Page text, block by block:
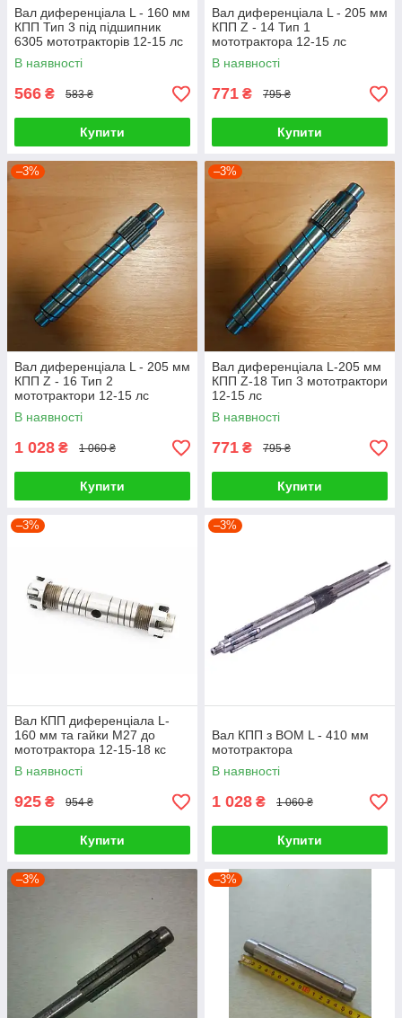
Вал диференціала L - 160 мм
КПП Тип 3 під підшипник
6305 мототракторів 12-15 лс
В наявності
566 ₴ 583 ₴
Купити
Вал диференціала L - 205 мм
КПП Z - 14 Тип 1
мототрактора 12-15 лс
В наявності
771 ₴ 795 ₴
Купити
–3%
Вал диференціала L - 205 мм
КПП Z - 16 Тип 2
мототрактори 12-15 лс
В наявності
1 028 ₴ 1 060 ₴
Купити
–3%
Вал диференціала L-205 мм
КПП Z-18 Тип 3 мототрактори
12-15 лс
В наявності
771 ₴ 795 ₴
Купити
–3%
Вал КПП диференціала L-
160 мм та гайки М27 до
мототрактора 12-15-18 кс
В наявності
925 ₴ 954 ₴
Купити
–3%
Вал КПП з ВОМ L - 410 мм
мототрактора
В наявності
1 028 ₴ 1 060 ₴
Купити
–3% –3%